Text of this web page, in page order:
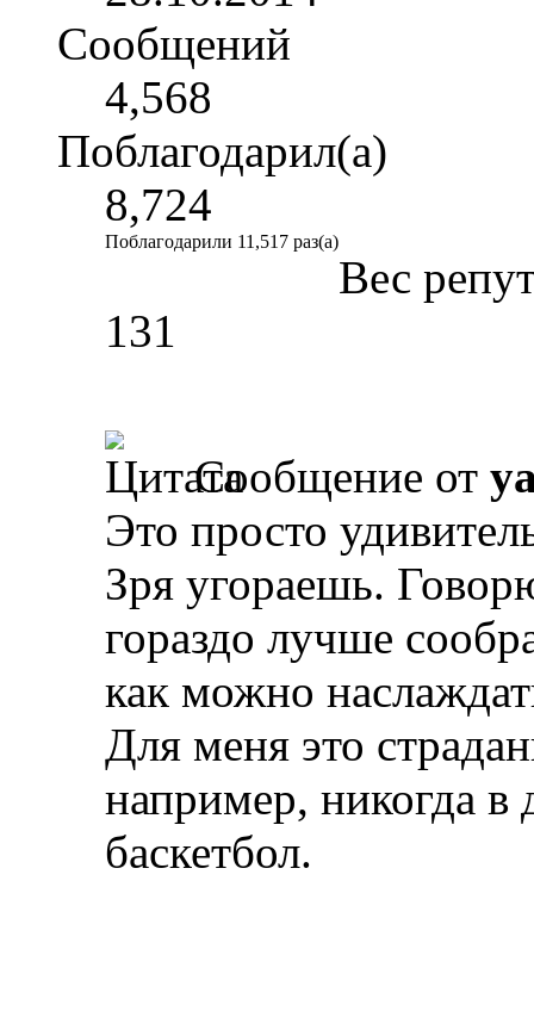
Сообщений
4,568
Поблагодарил(а)
8,724
Поблагодарили 11,517 раз(а)
Вес
131
Сообщение от
Это просто
Зря угораешь.
гораздо лучше
как можно
Для меня это
например, никогда в
баскетбол.